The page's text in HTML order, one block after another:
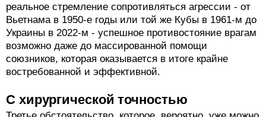
реальное стремление сопротивляться агрессии - от
Вьетнама в 1950-е годы или той же Кубы в 1961-м до
Украины в 2022-м - успешное противостояние врагам
возможно даже до массированной помощи
союзников, которая оказывается в итоге крайне
востребованной и эффективной.
С хирургической точностью